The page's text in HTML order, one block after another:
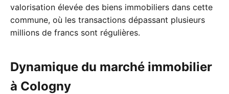
valorisation élevée des biens immobiliers dans cette
commune, où les transactions dépassant plusieurs
millions de francs sont régulières.
Dynamique du marché immobilier
à Cologny